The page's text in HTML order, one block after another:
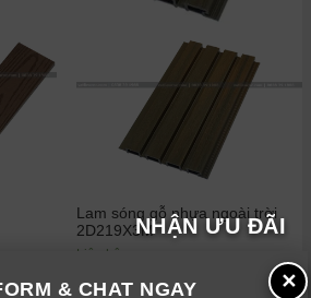
NHẬN ƯU ĐÃI
✕
& CHAT NGAY
Lam sóng gỗ nhựa ngoài trời
2D219X3M
Liên hệ